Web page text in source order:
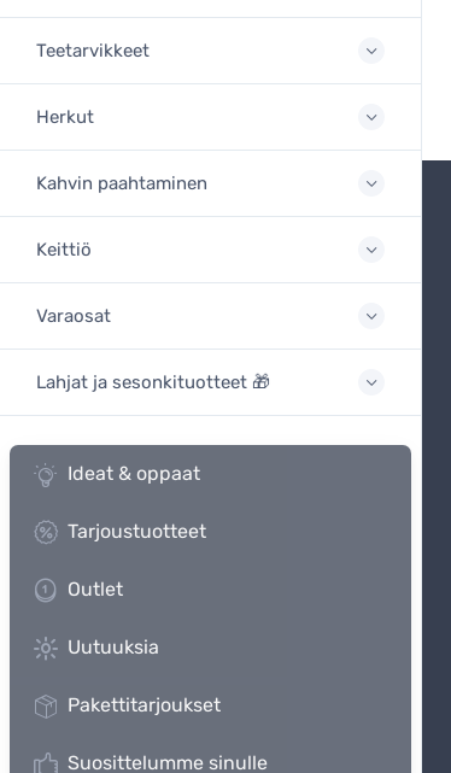
Teetarvikkeet
Herkut
Kahvin paahtaminen
Keittiö
Varaosat
Lahjat ja sesonkituotteet 🎁
Ideat & oppaat
Tarjoustuotteet
Outlet
Uutuuksia
Pakettitarjoukset
Suosittelumme sinulle